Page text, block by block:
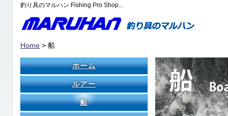
釣り具のマルハン Fishing Pro Shop...
Home > 船
ホーム
ルアー
船